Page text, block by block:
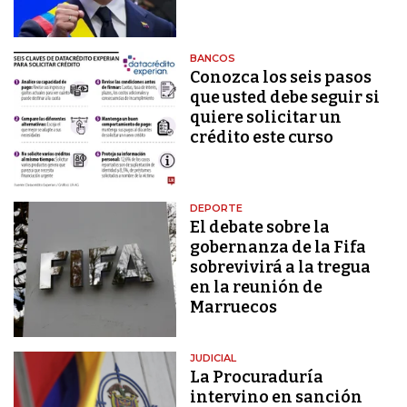
BANCOS
Conozca los seis pasos
que usted debe seguir si
quiere solicitar un
crédito este curso
DEPORTE
El debate sobre la
gobernanza de la Fifa
sobrevivirá a la tregua
en la reunión de
Marruecos
JUDICIAL
La Procuraduría
intervino en sanción